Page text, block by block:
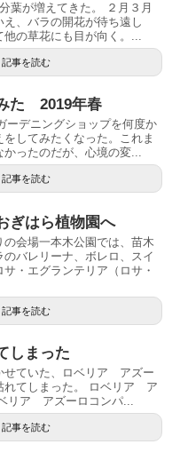
葉が増えてきた。 ２月３月
、バラの開花が待ち遠し
他の草花にも目が向く。...
記事を読む
た 2019年春
ーデニングショップを何度か
してみたくなった。これま
ったのだが、心境の変...
記事を読む
ぎはら植物園へ
会場一本木公園では、苗木
バレリーナ、ボレロ、スイ
・エグランテリア（ロサ・
記事を読む
しまった
せていた、ロベリア アズー
れてしまった。 ロベリア ア
リア アズーロコンパ...
記事を読む